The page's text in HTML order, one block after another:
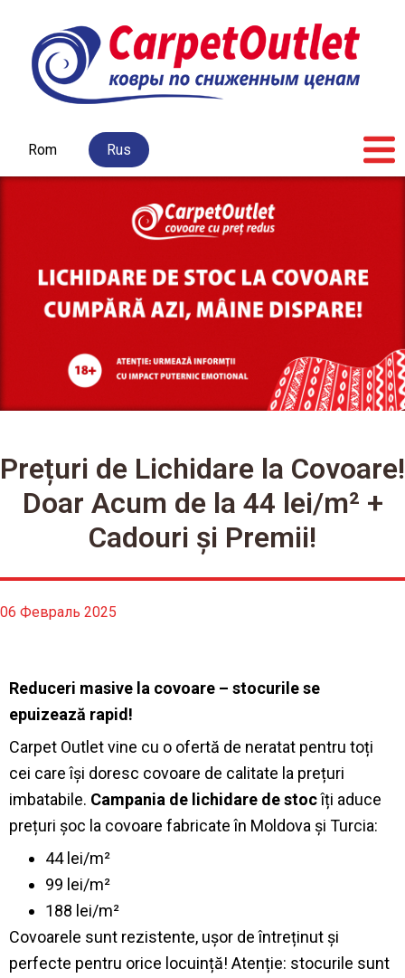
Главная
Rom Rus
Prețuri de Lichidare la Covoare!
Doar Acum de la 44 lei/m² +
Cadouri și Premii!
06 Февраль 2025
Reduceri masive la covoare – stocurile se
epuizează rapid!
Carpet Outlet vine cu o ofertă de neratat pentru toți
cei care își doresc covoare de calitate la prețuri
imbatabile. Campania de lichidare de stocîți aduce
prețuri șoc la covoare fabricate în Moldova și Turcia:
44 lei/m²
99 lei/m²
188 lei/m²
Covoarele sunt rezistente, ușor de întreținut și
perfecte pentru orice locuință! Atenție: stocurile sunt